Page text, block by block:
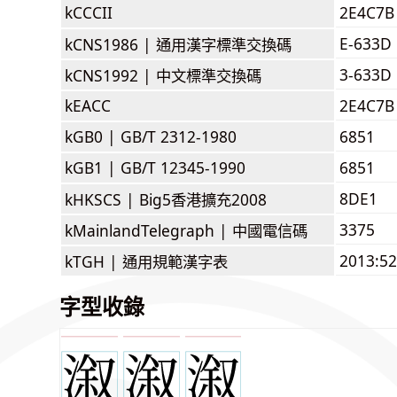
kCCCII
2E4C7B
kCNS1986 | 通用漢字標準交換碼
E-633D
kCNS1992 | 中文標準交換碼
3-633D
kEACC
2E4C7B
kGB0 | GB/T 2312-1980
6851
kGB1 | GB/T 12345-1990
6851
kHKSCS | Big5香港擴充2008
8DE1
kMainlandTelegraph | 中國電信碼
3375
kTGH | 通用規範漢字表
字型收錄